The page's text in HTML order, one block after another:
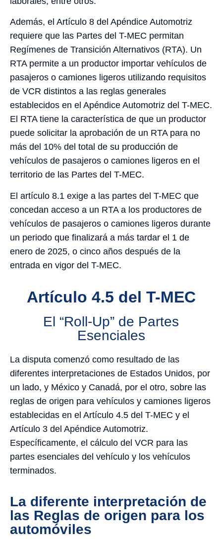
Además, el Artículo 8 del Apéndice Automotriz
requiere que las Partes del T-MEC permitan
Regímenes de Transición Alternativos (RTA). Un
RTA permite a un productor importar vehículos de
pasajeros o camiones ligeros utilizando requisitos
de VCR distintos a las reglas generales
establecidos en el Apéndice Automotriz del T-MEC.
El RTA tiene la característica de que un productor
puede solicitar la aprobación de un RTA para no
más del 10% del total de su producción de
vehículos de pasajeros o camiones ligeros en el
territorio de las Partes del T-MEC.
El artículo 8.1 exige a las partes del T-MEC que
concedan acceso a un RTA a los productores de
vehículos de pasajeros o camiones ligeros durante
un periodo que finalizará a más tardar el 1 de
enero de 2025, o cinco años después de la
entrada en vigor del T-MEC.
Artículo 4.5 del T-MEC
El “Roll-Up” de Partes
Esenciales
La disputa comenzó como resultado de las
diferentes interpretaciones de Estados Unidos, por
un lado, y México y Canadá, por el otro, sobre las
reglas de origen para vehículos y camiones ligeros
establecidas en el Artículo 4.5 del T-MEC y el
Artículo 3 del Apéndice Automotriz.
Específicamente, el cálculo del VCR para las
partes esenciales del vehículo y los vehículos
terminados.
La diferente interpretación de
las Reglas de origen para los
automóviles